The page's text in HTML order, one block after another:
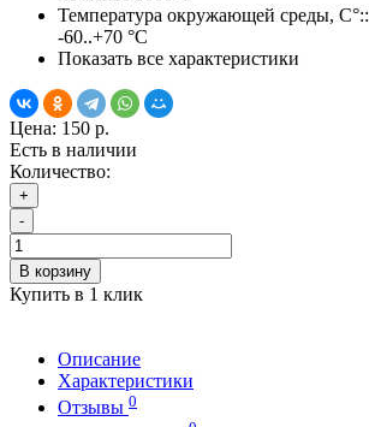
Температура окружающей среды, С°::
-60..+70 °С
Показать все характеристики
Цена: 150 р.
Есть в наличии
Количество:
+
-
В корзину
Купить в 1 клик
Описание
Характеристики
Отзывы 0